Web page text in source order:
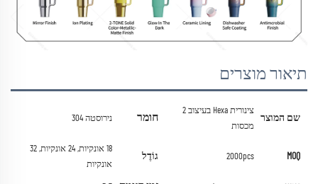
תיאור מוצרים
שם המוצר
צינורית Hexa בעיצוב 2
מכסות
חומר נירוסטה 304
MOQ
2000pcs גוֹדֶל
18 אונקיות, 24 אונקיות, 32
אונקיות